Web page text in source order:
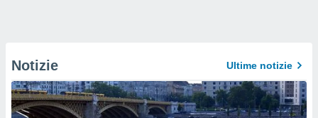
Notizie Ultime notizie